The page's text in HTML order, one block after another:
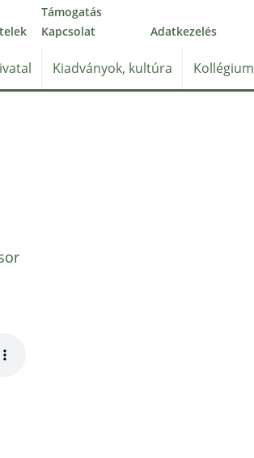
Támogatás
Kapcsolat Adatkezelés
Kiadványok, kultúra Kollégium